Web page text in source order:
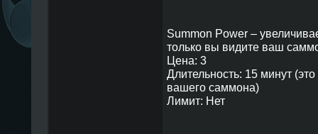
Summon Power –
только вы видите ваш
Цена: 3
Длительность: 15 минут
вашего саммона)
Лимит: Нет